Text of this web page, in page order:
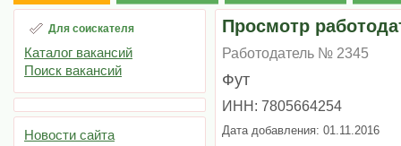
Для соискателя
Каталог вакансий
Поиск вакансий
Новости сайта
Просмотр
Работодатель № 2345
Фут
ИНН: 7805664254
Дата добавления: 01.11.2016